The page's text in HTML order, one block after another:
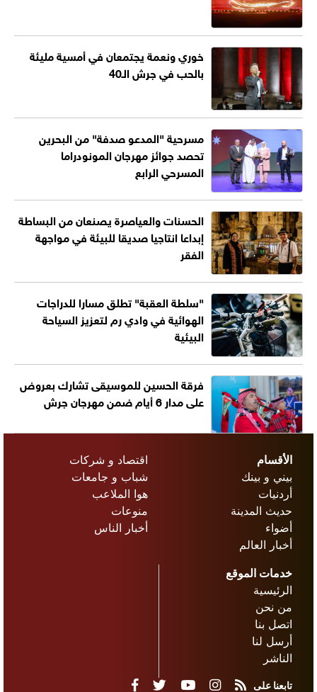
خوري ونعمة يجتمعان في أمسية مليئة
بالحب في جرش الـ40
مسرحية "المدعو صدفة" من البحرين
تحصد جوائز مهرجان المونودراما
المسرحي الرابع
الحسنات والعياصرة يصنعان من البساطة
إبداعا انتاجيا صديقا للبيئة في مواجهة
الفقر
"سلطة العقبة" تطلق مسارا للدراجات
الهوائية في وادي رم لتعزيز السياحة
البيئية
فرقة الحسين للموسيقى تشارك بعروض
على مدار 6 أيام ضمن مهرجان جرش
الأقسام
بيني و بينك
أردنيات
حديث المدينة
أضواء
أخبار العالم
اقتصاد و شركات
شباب و جامعات
هوا الملاعب
منوعات
أخبار الناس
خدمات الموقع
الرئيسية
من نحن
اتصل بنا
أرسل لنا
الناشر
تابعنا على